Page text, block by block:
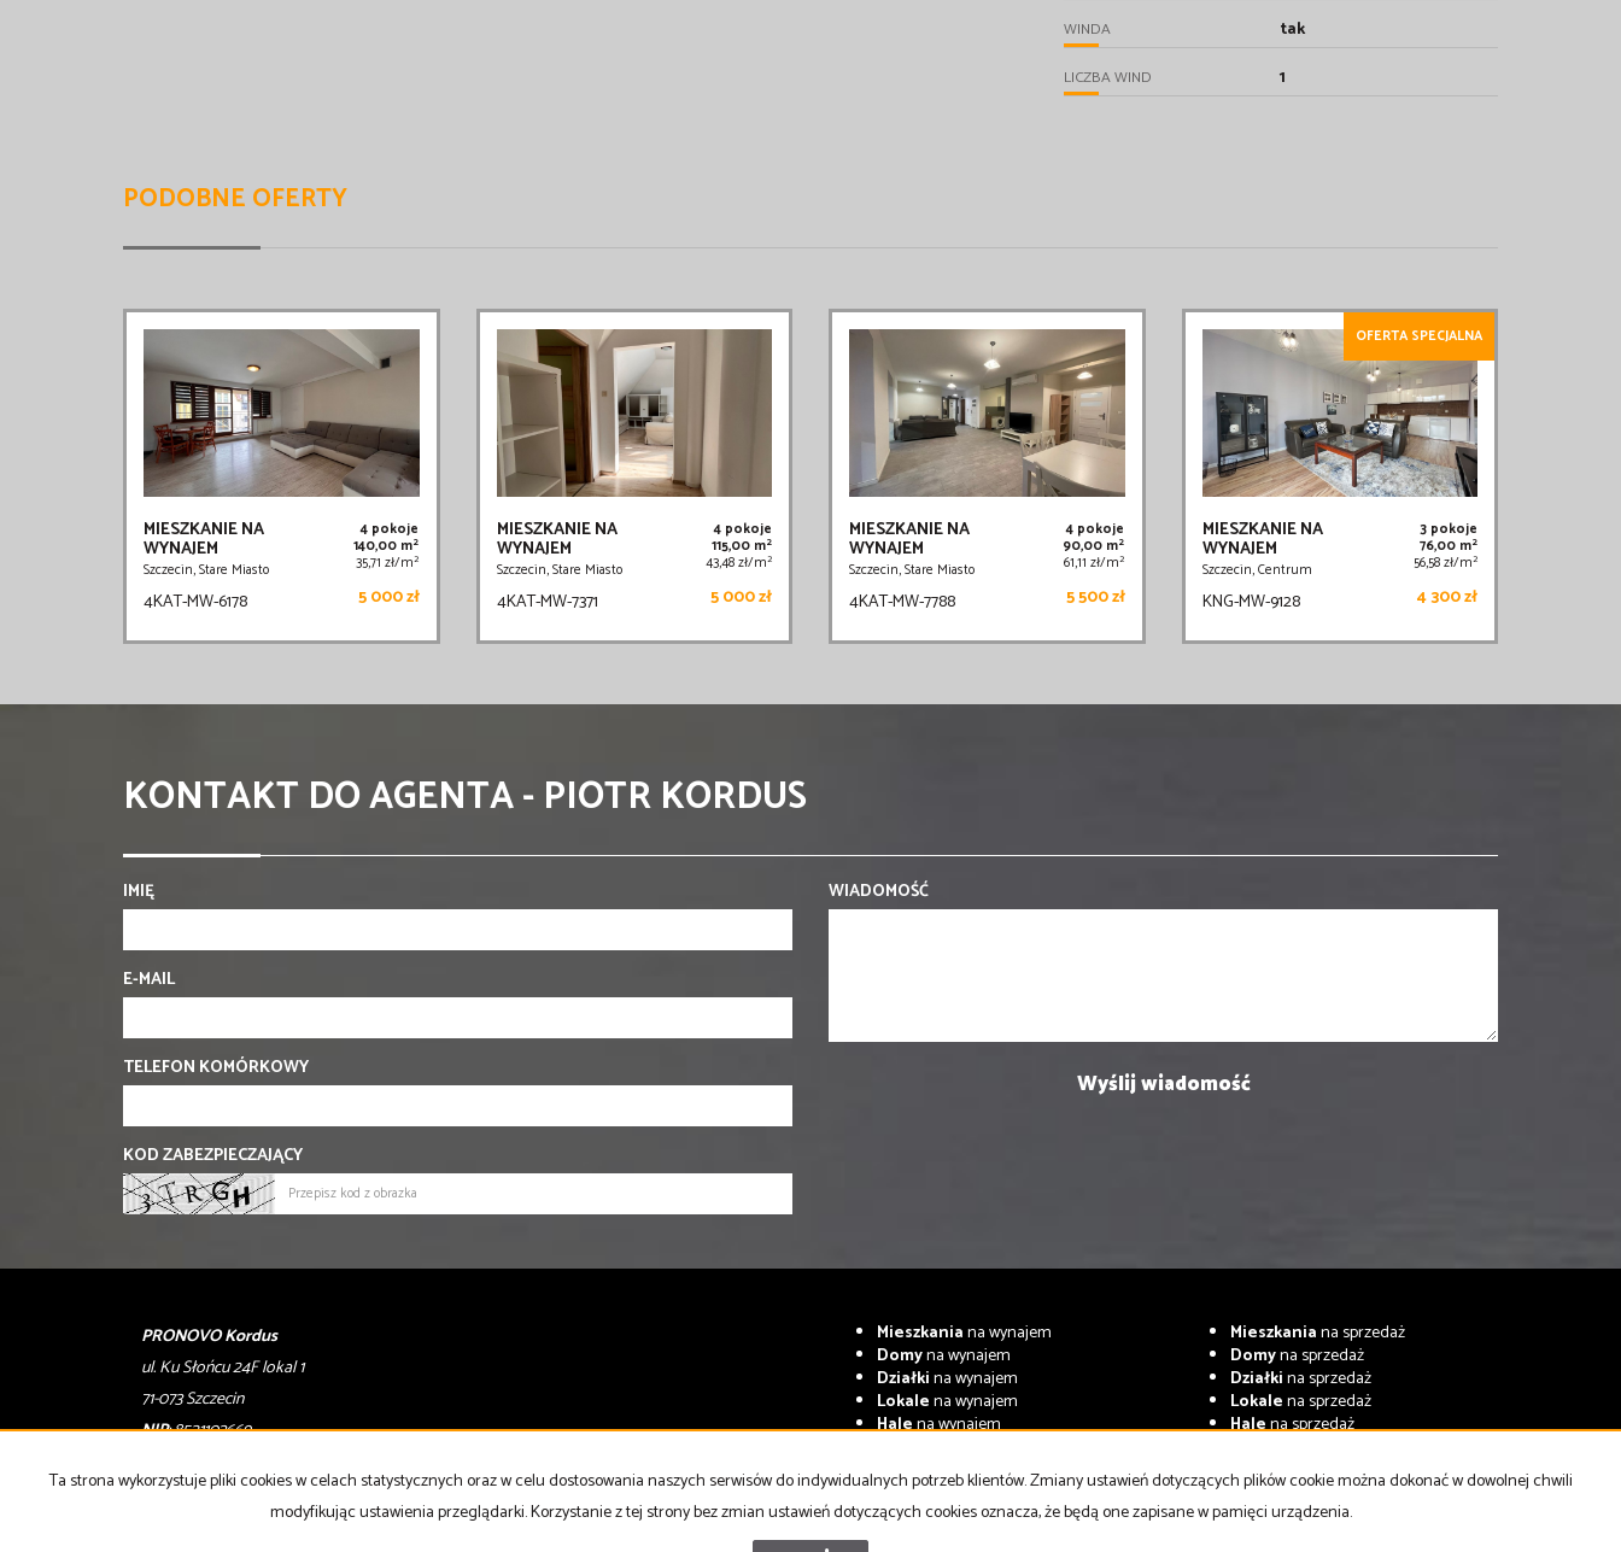
WINDA tak
LICZBA WIND 1
PODOBNE OFERTY
MIESZKANIE NA
WYNAJEM
Szczecin, Stare Miasto
4 pokoje
140,00 m2
35,71 zł/m2
4KAT-MW-6178 5 000 zł
MIESZKANIE NA
WYNAJEM
Szczecin, Stare Miasto
4 pokoje
115,00 m2
43,48 zł/m2
4KAT-MW-7371 5 000 zł
MIESZKANIE NA
WYNAJEM
Szczecin, Stare Miasto
4 pokoje
90,00 m2
61,11 zł/m2
4KAT-MW-7788 5 500 zł
OFERTA SPECJALNA
MIESZKANIE NA
WYNAJEM
Szczecin, Centrum
3 pokoje
76,00 m2
56,58 zł/m2
KNG-MW-9128 4 300 zł
KONTAKT DO AGENTA - PIOTR KORDUS
IMIĘ
E-MAIL
TELEFON KOMÓRKOWY
KOD ZABEZPIECZAJĄCY
WIADOMOŚĆ
PRONOVO Kordus
ul. Ku Słońcu 24F lokal 1
71-073 Szczecin
NIP: 8521103669
. +48 500 103 180
Mieszkaniana wynajem
Domyna wynajem
Działkina wynajem
Lokalena wynajem
Halena wynajem
Współpracujemy zadresowo.pl
Mieszkaniana sprzedaż
Domyna sprzedaż
Działkina sprzedaż
Lokalena sprzedaż
Halena sprzedaż
Ta strona wykorzystuje pliki cookies w celach statystycznych oraz w celu dostosowania naszych serwisów do indywidualnych potrzeb klientów. Zmiany ustawień dotyczących plików cookie można dokonać w dowolnej chwili
modyfikując ustawienia przeglądarki. Korzystanie z tej strony bez zmian ustawień dotyczących cookies oznacza, że będą one zapisane w pamięci urządzenia.